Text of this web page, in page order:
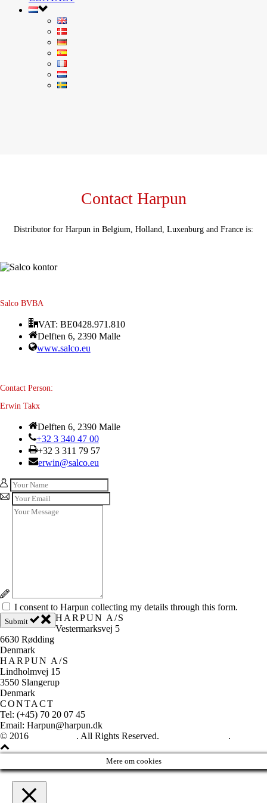
Contact Harpun
Distributor for Harpun in Belgium, Holland, Luxenburg and France is:
Salco BVBA
VAT: BE0428.971.810
Delften 6, 2390 Malle
www.salco.eu
Contact Person:
Erwin Takx
Delften 6, 2390 Malle
+32 3 340 47 00
+32 3 311 79 57
erwin@salco.eu
I consent to Harpun collecting my details through this form.
Submit
HARPUN A/S
Vestermarksvej 5
6630 Rødding
Denmark
HARPUN A/S
Lindholmvej 15
3550 Slangerup
Denmark
CONTACT
Tel: (+45) 70 20 07 45
Email: Harpun@harpun.dk
© 2016
. All Rights Reserved. .
Mere om cookies